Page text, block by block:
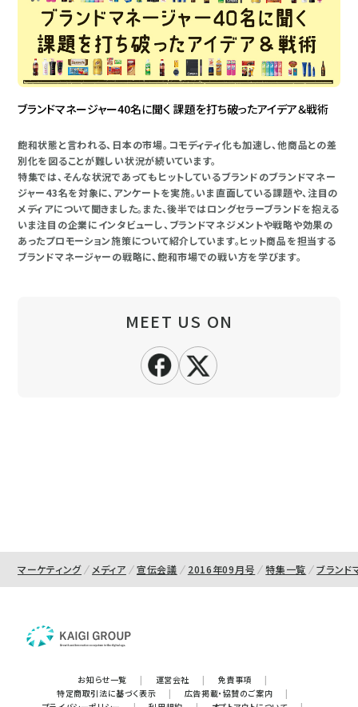
ブランドマネージャー40名に聞く 課題を打ち破ったアイデア＆戦術
飽和状態と言われる、日本の市場。コモディティ化も加速し、他商品との差
別化を図ることが難しい状況が続いています。
特集では、そんな状況であってもヒットしているブランドのブランドマネー
ジャー43名を対象に、アンケートを実施。いま直面している課題や、注目の
メディアについて聞きました。また、後半ではロングセラーブランドを抱える
いま注目の企業にインタビューし、ブランドマネジメントや戦略や効果の
あったプロモーション施策について紹介しています。ヒット商品を担当する
ブランドマネージャーの戦略に、飽和市場での戦い方を学びます。
MEET US ON
マーケティング メディア 宣伝会議 2016年09月号 特集一覧 ブランド
お知らせ一覧 | 運営会社 | 免責事項
|
特定商取引法に基づく表示
| 広告掲載・協賛のご案内
|